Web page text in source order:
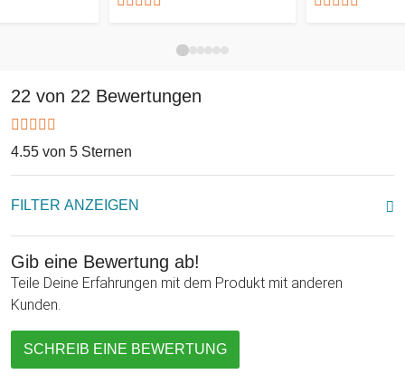
22 von 22 Bewertungen
4.55 von 5 Sternen
FILTER ANZEIGEN
Gib eine Bewertung ab!
Teile Deine Erfahrungen mit dem Produkt mit anderen
Kunden.
SCHREIB EINE BEWERTUNG